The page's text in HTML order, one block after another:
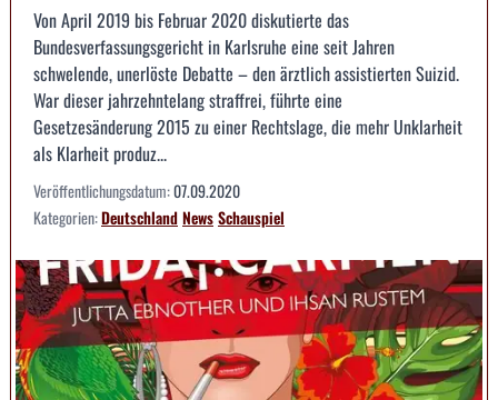
Von April 2019 bis Februar 2020 diskutierte das
Bundesverfassungsgericht in Karlsruhe eine seit Jahren
schwelende, unerlöste Debatte – den ärztlich assistierten Suizid.
War dieser jahrzehntelang straffrei, führte eine
Gesetzesänderung 2015 zu einer Rechtslage, die mehr Unklarheit
als Klarheit produz...
Veröffentlichungsdatum:07.09.2020
Kategorien:DeutschlandNewsSchauspiel